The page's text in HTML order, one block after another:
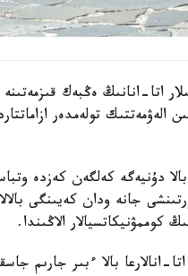
اتا-انانىڭ ەڭبەك
الەۋمەتتىك تولەمدەر
الاڭىندا.
بالا ءبىر جارىم